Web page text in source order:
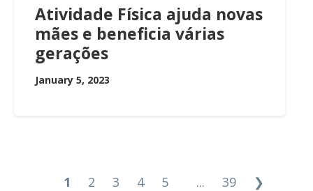
Atividade Física ajuda novas
mães e beneficia várias
gerações
January 5, 2023
1 2 3 4 5 ... 39 ❯